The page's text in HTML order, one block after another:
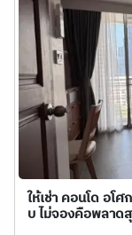
ให้เช่า คอนโด อ
บ ไม่จองคือพลาด